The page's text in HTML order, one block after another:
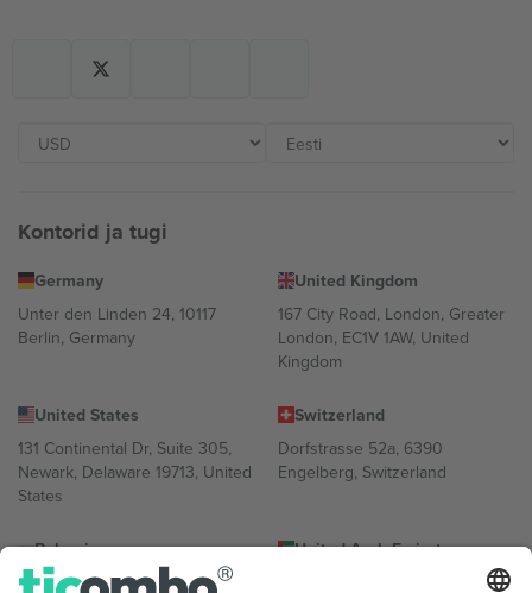
Kontorid ja tugi
Germany
Unter den Linden 24, 10117
Berlin, Germany
United Kingdom
167 City Road, London, Greater
London, EC1V 1AW, United
Kingdom
United States
131 Continental Dr, Suite 305,
Newark, Delaware 19713, United
States
Switzerland
Dorfstrasse 52a, 6390
Engelberg, Switzerland
Bulgaria
Regus Sofia City West, bul
United Arab Emirates
UAE Dubai Silicon Oasis, DDP